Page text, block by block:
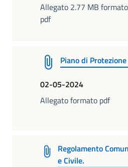
Allegato 2.77 MB formato
pdf
Piano di
02-05-2024
Allegato formato pdf
Regolamento
e Civile.